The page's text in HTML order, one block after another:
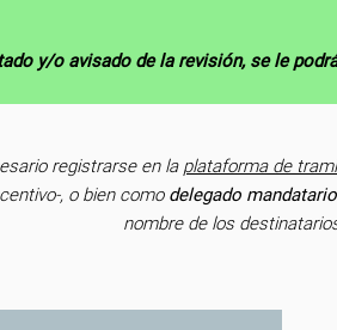
y/o avisado de la revisión, se le
registrarse en la plataforma de
, o bien como delegado mandatario
nombre de los